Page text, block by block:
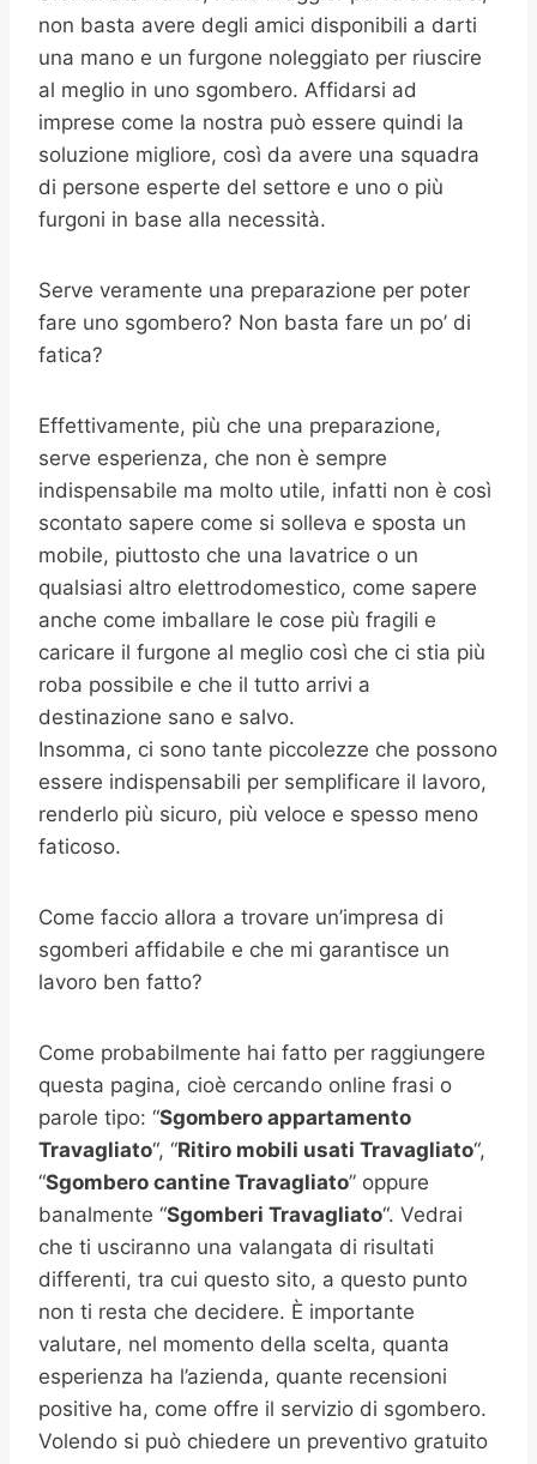
non basta avere degli amici disponibili a darti
una mano e un furgone noleggiato per riuscire
al meglio in uno sgombero. Affidarsi ad
imprese come la nostra può essere quindi la
soluzione migliore, così da avere una squadra
di persone esperte del settore e uno o più
furgoni in base alla necessità.
Serve veramente una preparazione per poter
fare uno sgombero? Non basta fare un po’ di
fatica?
Effettivamente, più che una preparazione,
serve esperienza, che non è sempre
indispensabile ma molto utile, infatti non è così
scontato sapere come si solleva e sposta un
mobile, piuttosto che una lavatrice o un
qualsiasi altro elettrodomestico, come sapere
anche come imballare le cose più fragili e
caricare il furgone al meglio così che ci stia più
roba possibile e che il tutto arrivi a
destinazione sano e salvo.
Insomma, ci sono tante piccolezze che possono
essere indispensabili per semplificare il lavoro,
renderlo più sicuro, più veloce e spesso meno
faticoso.
Come faccio allora a trovare un’impresa di
sgomberi affidabile e che mi garantisce un
lavoro ben fatto?
Come probabilmente hai fatto per raggiungere
questa pagina, cioè cercando online frasi o
parole tipo: “Sgombero appartamento
Travagliato“, “Ritiro mobili usati Travagliato“,
“Sgombero cantine Travagliato” oppure
banalmente “Sgomberi Travagliato“. Vedrai
che ti usciranno una valangata di risultati
differenti, tra cui questo sito, a questo punto
non ti resta che decidere. È importante
valutare, nel momento della scelta, quanta
esperienza ha l’azienda, quante recensioni
positive ha, come offre il servizio di sgombero.
Volendo si può chiedere un preventivo gratuito